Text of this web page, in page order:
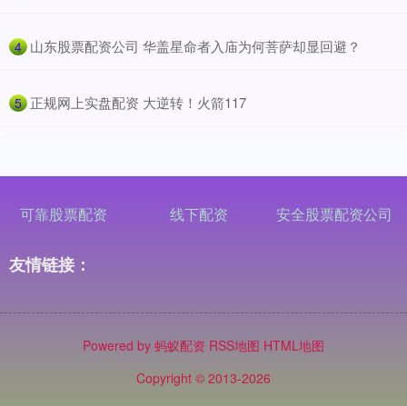
4 ​山东股票配资公司 华盖星命者入庙为何菩萨却显回避？
5 ​正规网上实盘配资 大逆转！火箭117
可靠股票配资 线下配资 安全股票配资公司
友情链接：
Powered by 蚂蚁配资 RSS地图 HTML地图
Copyright © 2013-2026